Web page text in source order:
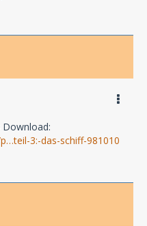
Download:
3:-das-schiff-981010